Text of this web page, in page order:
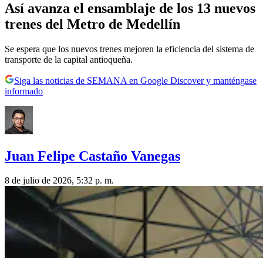
Así avanza el ensamblaje de los 13 nuevos
trenes del Metro de Medellín
Se espera que los nuevos trenes mejoren la eficiencia del sistema de
transporte de la capital antioqueña.
Siga las noticias de SEMANA en Google Discover y manténgase
informado
Juan Felipe Castaño Vanegas
8 de julio de 2026, 5:32 p. m.